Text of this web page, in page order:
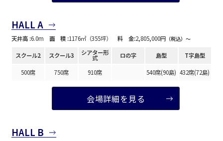
HALL A
天井高 :6.0m 面 積 :1176㎡（355坪） 料 金:2,805,000円（税込）〜
スクール2
500席
スクール3
750席
シアター形
式
910席
ロの字 島型
540席(90島)
T字島型
432席(72島)
会場詳細を見る
HALL B